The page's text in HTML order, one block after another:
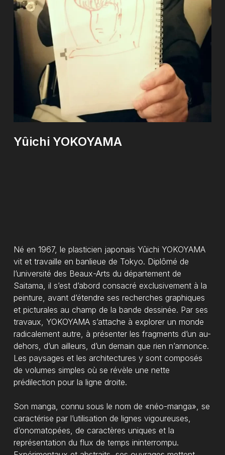
Yûichi YOKOYAMA
Né en 1967, le plasticien japonais Yûichi YOKOYAMA
vit et travaille en banlieue de Tokyo. Diplômé de
l’université des Beaux-Arts du département de
Saitama, il s’est d’abord consacré exclusivement à la
peinture, avant d’étendre ses recherches graphiques
et picturales au champ de la bande dessinée. Par ses
travaux, YOKOYAMA s’attache à explorer un monde
radicalement autre, à présenter les fragments d’un au-
dehors, d’un ailleurs, d’un demain que rien n’annonce.
Les paysages et les architectures y sont composés
de volumes simples où se révèle une nette
prédilection pour la ligne droite.
Son manga, connu sous le nom de «néo-manga», se
caractérise par l’utilisation de lignes vigoureuses,
d’onomatopées, de caractères uniques et la
représentation du flux de temps ininterrompu.